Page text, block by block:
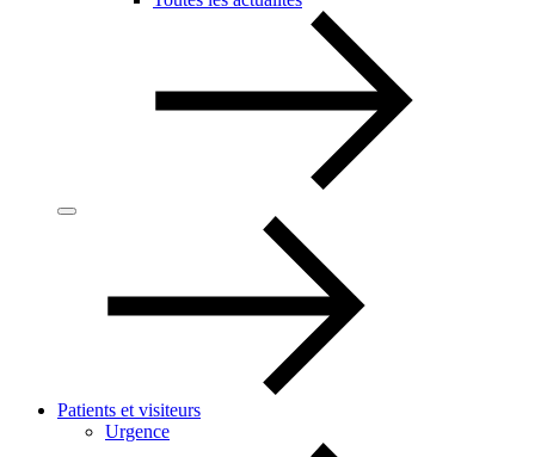
Patients et visiteurs
Urgence